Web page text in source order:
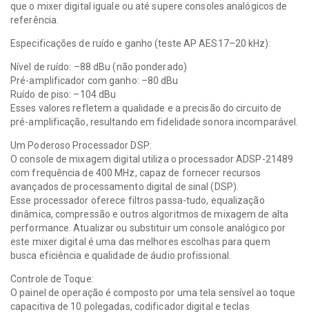
que o mixer digital iguale ou até supere consoles analógicos de
referência.
Especificações de ruído e ganho (teste AP AES17–20 kHz):
Nível de ruído: –88 dBu (não ponderado)
Pré-amplificador com ganho: –80 dBu
Ruído de piso: –104 dBu
Esses valores refletem a qualidade e a precisão do circuito de
pré-amplificação, resultando em fidelidade sonora incomparável.
Um Poderoso Processador DSP:
O console de mixagem digital utiliza o processador ADSP-21489
com frequência de 400 MHz, capaz de fornecer recursos
avançados de processamento digital de sinal (DSP).
Esse processador oferece filtros passa-tudo, equalização
dinâmica, compressão e outros algoritmos de mixagem de alta
performance. Atualizar ou substituir um console analógico por
este mixer digital é uma das melhores escolhas para quem
busca eficiência e qualidade de áudio profissional.
Controle de Toque:
O painel de operação é composto por uma tela sensível ao toque
capacitiva de 10 polegadas, codificador digital e teclas